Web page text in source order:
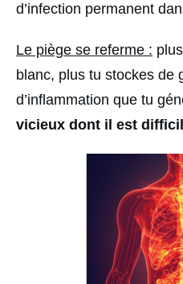
d’infection permanent
Le piège se referme :
blanc, plus tu stockes de
d’inflammation que tu
vicieux dont il est dif